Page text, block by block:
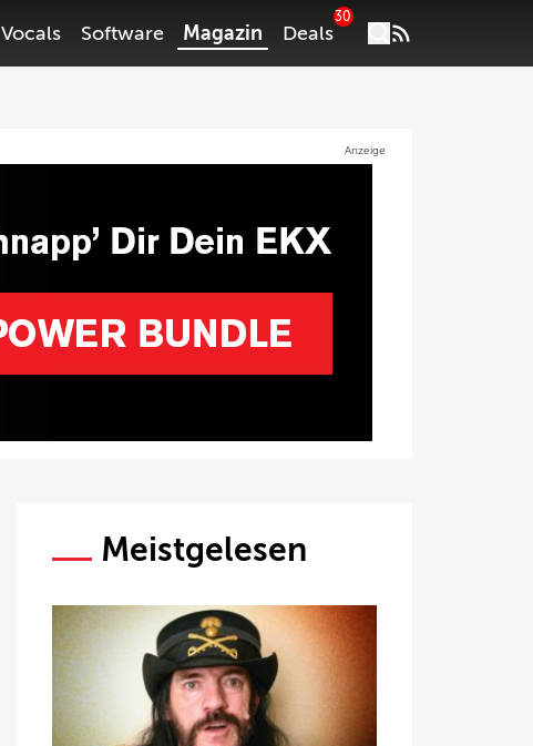
Vocals Software Magazin Deals
30
Anzeige
Meistgelesen